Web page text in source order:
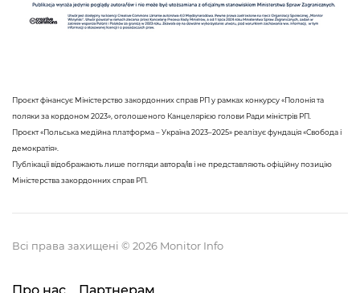
Проєкт фінансує Міністерство закордонних справ РП у рамках конкурсу «Полонія та
поляки за кордоном 2023», оголошеного Канцелярією голови Ради міністрів РП.
Проєкт «Польська медійна платформа – Україна 2023–2025» реалізує фундація «Свобода і
демократія».
Публікації відображають лише погляди автора/ів і не представляють офіційну позицію
Міністерства закордонних справ РП.
Всі права захищені © 2026 Monitor Info